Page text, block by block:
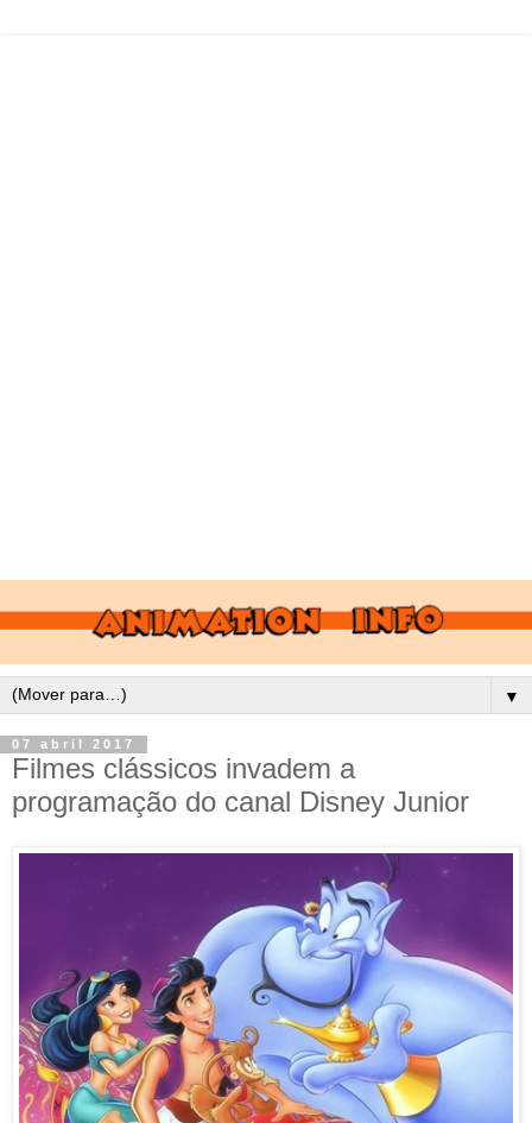
▼
07 abril 2017
Filmes clássicos invadem a
programação do canal Disney Junior